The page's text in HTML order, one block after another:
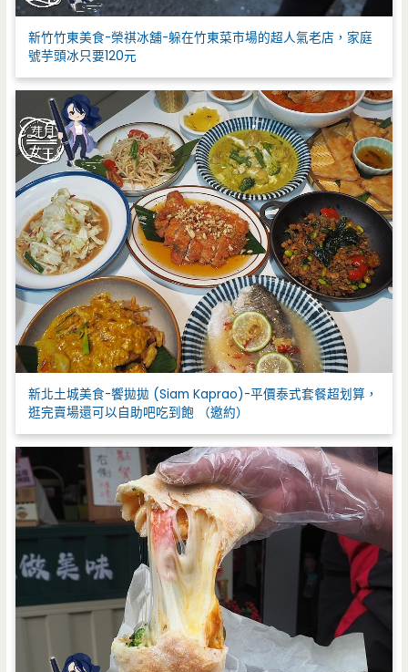
新竹竹東美食-榮祺冰舖-躲在竹東菜市場的超人氣老店，家庭
號芋頭冰只要120元
新北土城美食-饗拋拋 (Siam Kaprao)-平價泰式套餐超划算，
逛完賣場還可以自助吧吃到飽 （邀約）